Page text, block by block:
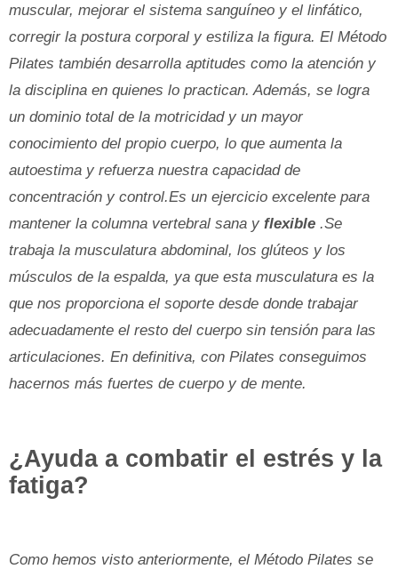
muscular, mejorar el sistema sanguíneo y el linfático,
corregir la postura corporal y estiliza la figura. El Método
Pilates también desarrolla aptitudes como la atención y
la disciplina en quienes lo practican. Además, se logra
un dominio total de la motricidad y un mayor
conocimiento del propio cuerpo, lo que aumenta la
autoestima y refuerza nuestra capacidad de
concentración y control.Es un ejercicio excelente para
mantener la columna vertebral sana y flexible .Se
trabaja la musculatura abdominal, los glúteos y los
músculos de la espalda, ya que esta musculatura es la
que nos proporciona el soporte desde donde trabajar
adecuadamente el resto del cuerpo sin tensión para las
articulaciones. En definitiva, con Pilates conseguimos
hacernos más fuertes de cuerpo y de mente.
¿Ayuda a combatir el estrés y la
fatiga?
Como hemos visto anteriormente, el Método Pilates se